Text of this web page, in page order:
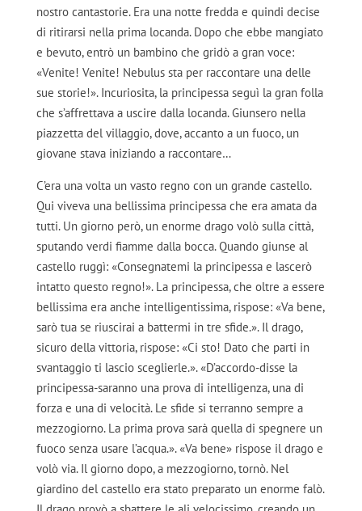
nostro cantastorie. Era una notte fredda e quindi decise
di ritirarsi nella prima locanda. Dopo che ebbe mangiato
e bevuto, entrò un bambino che gridò a gran voce:
«Venite! Venite! Nebulus sta per raccontare una delle
sue storie!». Incuriosita, la principessa seguì la gran folla
che s’affrettava a uscire dalla locanda. Giunsero nella
piazzetta del villaggio, dove, accanto a un fuoco, un
giovane stava iniziando a raccontare…
C’era una volta un vasto regno con un grande castello.
Qui viveva una bellissima principessa che era amata da
tutti. Un giorno però, un enorme drago volò sulla città,
sputando verdi fiamme dalla bocca. Quando giunse al
castello ruggì: «Consegnatemi la principessa e lascerò
intatto questo regno!». La principessa, che oltre a essere
bellissima era anche intelligentissima, rispose: «Va bene,
sarò tua se riuscirai a battermi in tre sfide.». Il drago,
sicuro della vittoria, rispose: «Ci sto! Dato che parti in
svantaggio ti lascio sceglierle.». «D’accordo-disse la
principessa-saranno una prova di intelligenza, una di
forza e una di velocità. Le sfide si terranno sempre a
mezzogiorno. La prima prova sarà quella di spegnere un
fuoco senza usare l’acqua.». «Va bene» rispose il drago e
volò via. Il giorno dopo, a mezzogiorno, tornò. Nel
giardino del castello era stato preparato un enorme falò.